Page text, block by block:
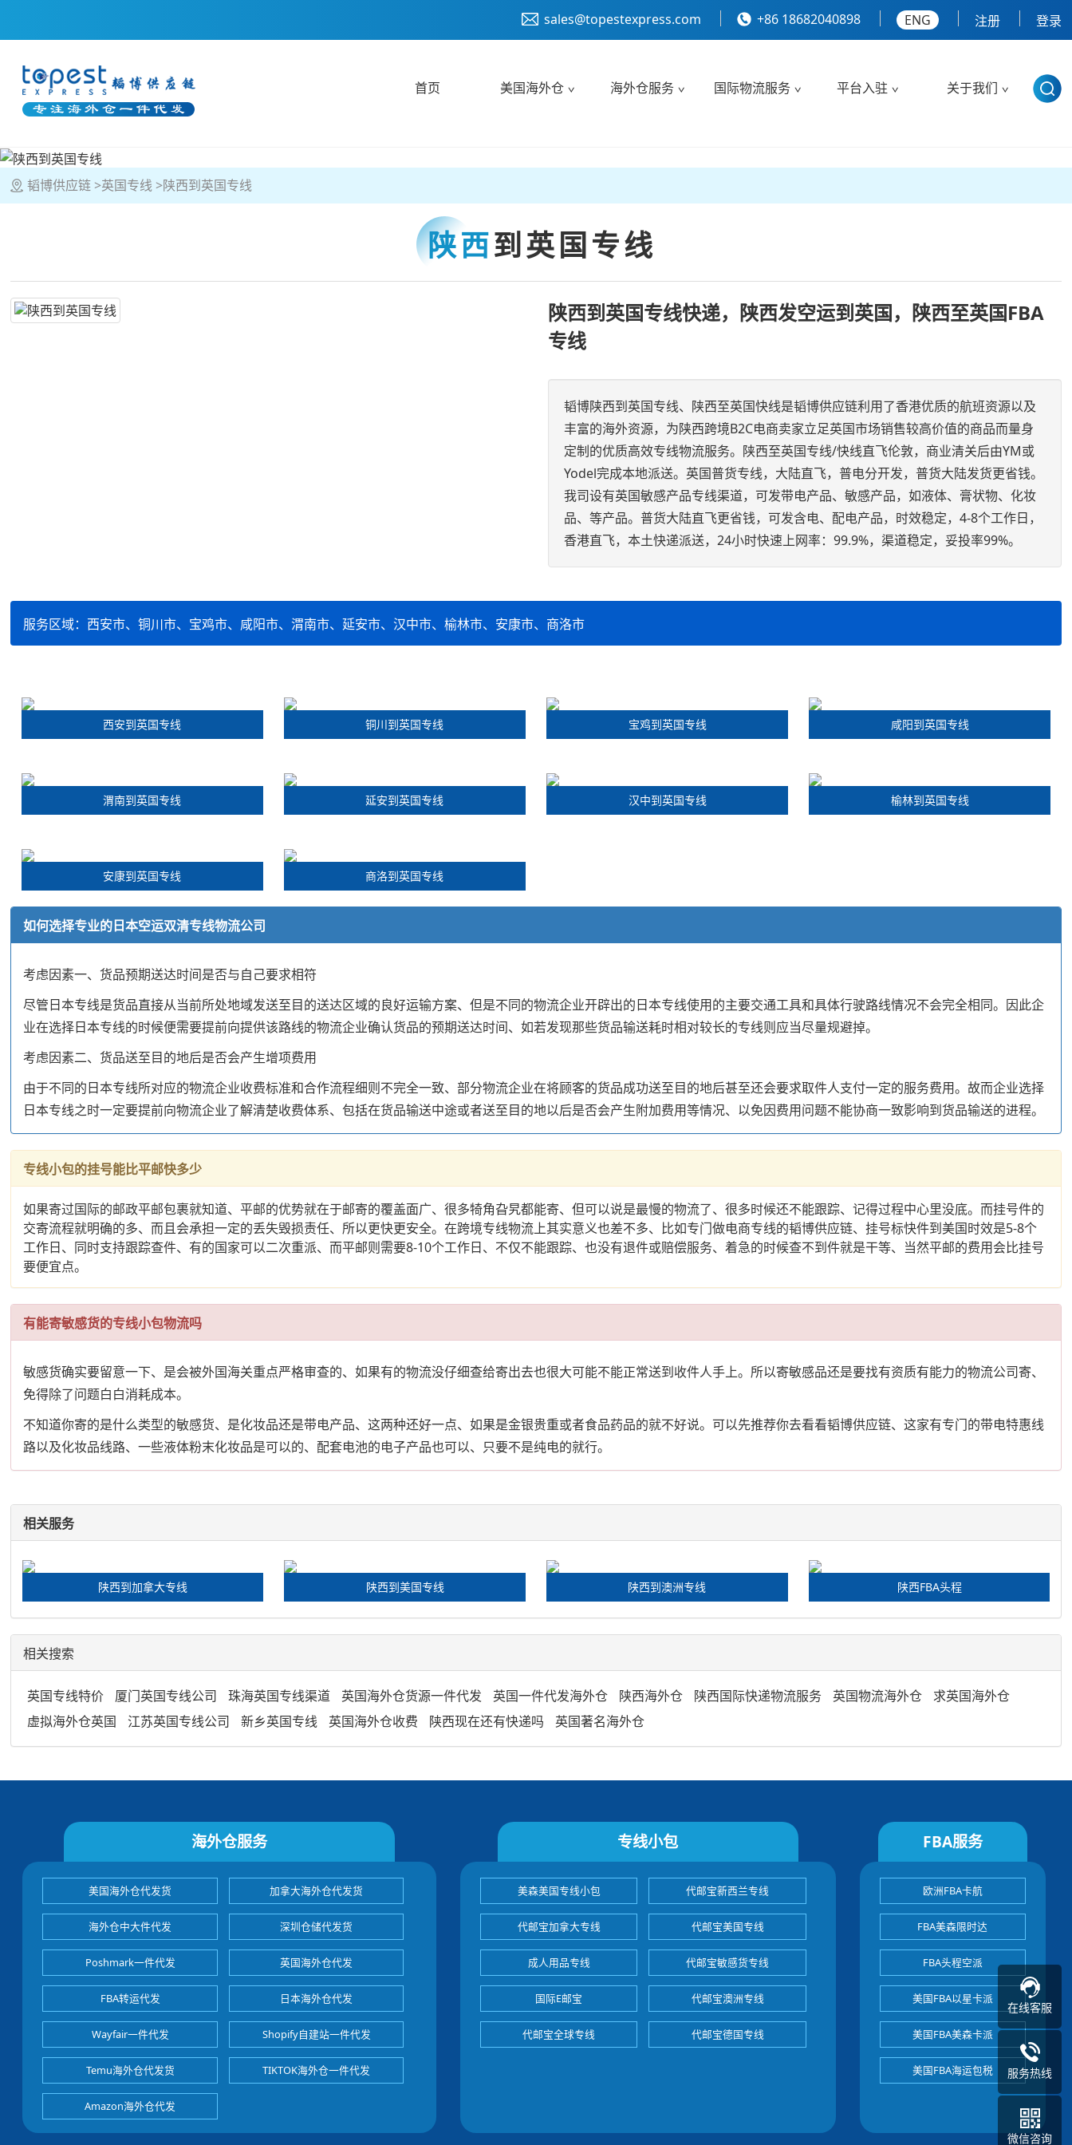
sales@topestexpress.com +86 18682040898 ENG 注册 登录
首页 美国海外仓 海外仓服务 国际物流服务 平台入驻 关于我们
韬博供应链 英国专线 陕西到英国专线
陕西到英国专线
陕西到英国专线快递，陕西发空运到英国，陕西至英国FBA
专线
韬博陕西到英国专线、陕西至英国快线是韬博供应链利用了香港优质的航班资源以及
丰富的海外资源，为陕西跨境B2C电商卖家立足英国市场销售较高价值的商品而量身
定制的优质高效专线物流服务。陕西至英国专线/快线直飞伦敦，商业清关后由YM或
Yodel完成本地派送。英国普货专线，大陆直飞，普电分开发，普货大陆发货更省钱。
我司设有英国敏感产品专线渠道，可发带电产品、敏感产品，如液体、膏状物、化妆
品、等产品。普货大陆直飞更省钱，可发含电、配电产品，时效稳定，4-8个工作日，
香港直飞，本土快递派送，24小时快速上网率：99.9%，渠道稳定，妥投率99%。
服务区域：西安市、铜川市、宝鸡市、咸阳市、渭南市、延安市、汉中市、榆林市、安康市、商洛市
西安到英国专线 铜川到英国专线 宝鸡到英国专线 咸阳到英国专线
渭南到英国专线 延安到英国专线 汉中到英国专线 榆林到英国专线
安康到英国专线 商洛到英国专线
如何选择专业的日本空运双清专线物流公司
考虑因素一、货品预期送达时间是否与自己要求相符
尽管日本专线是货品直接从当前所处地域发送至目的送达区域的良好运输方案、但是不同的物流企业开辟出的日本专线使用的主要交通工具和具体行驶路线情况不会完全相同。因此企
业在选择日本专线的时候便需要提前向提供该路线的物流企业确认货品的预期送达时间、如若发现那些货品输送耗时相对较长的专线则应当尽量规避掉。
考虑因素二、货品送至目的地后是否会产生增项费用
由于不同的日本专线所对应的物流企业收费标准和合作流程细则不完全一致、部分物流企业在将顾客的货品成功送至目的地后甚至还会要求取件人支付一定的服务费用。故而企业选择
日本专线之时一定要提前向物流企业了解清楚收费体系、包括在货品输送中途或者送至目的地以后是否会产生附加费用等情况、以免因费用问题不能协商一致影响到货品输送的进程。
专线小包的挂号能比平邮快多少
如果寄过国际的邮政平邮包裹就知道、平邮的优势就在于邮寄的覆盖面广、很多犄角旮旯都能寄、但可以说是最慢的物流了、很多时候还不能跟踪、记得过程中心里没底。而挂号件的
交寄流程就明确的多、而且会承担一定的丢失毁损责任、所以更快更安全。在跨境专线物流上其实意义也差不多、比如专门做电商专线的韬博供应链、挂号标快件到美国时效是5-8个
工作日、同时支持跟踪查件、有的国家可以二次重派、而平邮则需要8-10个工作日、不仅不能跟踪、也没有退件或赔偿服务、着急的时候查不到件就是干等、当然平邮的费用会比挂号
要便宜点。
有能寄敏感货的专线小包物流吗
敏感货确实要留意一下、是会被外国海关重点严格审查的、如果有的物流没仔细查给寄出去也很大可能不能正常送到收件人手上。所以寄敏感品还是要找有资质有能力的物流公司寄、
免得除了问题白白消耗成本。
不知道你寄的是什么类型的敏感货、是化妆品还是带电产品、这两种还好一点、如果是金银贵重或者食品药品的就不好说。可以先推荐你去看看韬博供应链、这家有专门的带电特惠线
路以及化妆品线路、一些液体粉末化妆品是可以的、配套电池的电子产品也可以、只要不是纯电的就行。
相关服务
陕西到加拿大专线 陕西到美国专线 陕西到澳洲专线 陕西FBA头程
相关搜索
英国专线特价 厦门英国专线公司 珠海英国专线渠道 英国海外仓货源一件代发 英国一件代发海外仓 陕西海外仓 陕西国际快递物流服务 英国物流海外仓
求英国海外仓
虚拟海外仓英国
江苏英国专线公司 新乡英国专线 英国海外仓收费 陕西现在还有快递吗 英国著名海外仓
海外仓服务
美国海外仓代发货 加拿大海外仓代发货
海外仓中大件代发 深圳仓储代发货
Poshmark一件代发 英国海外仓代发
FBA转运代发 日本海外仓代发
Wayfair一件代发 Shopify自建站一件代发
Temu海外仓代发货 TIKTOK海外仓一件代发
Amazon海外仓代发
专线小包
美森美国专线小包 代邮宝新西兰专线
代邮宝加拿大专线 代邮宝美国专线
成人用品专线 代邮宝敏感货专线
国际E邮宝 代邮宝澳洲专线
代邮宝全球专线 代邮宝德国专线
FBA服务
欧洲FBA卡航
FBA美森限时达
FBA头程空派
美国FBA以星卡派
美国FBA美森卡派
美国FBA海运包税
在线客服
服务热线
微信咨询